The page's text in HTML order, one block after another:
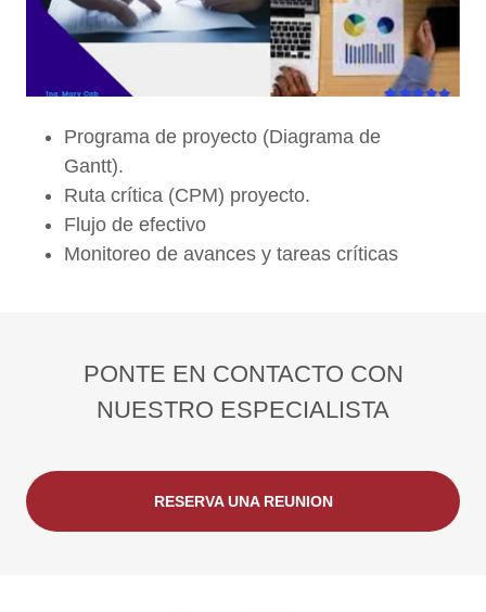
Programa de proyecto (Diagrama de
Gantt).
Ruta crítica (CPM) proyecto.
Flujo de efectivo
Monitoreo de avances y tareas críticas
PONTE EN CONTACTO CON
NUESTRO ESPECIALISTA
RESERVA UNA REUNION